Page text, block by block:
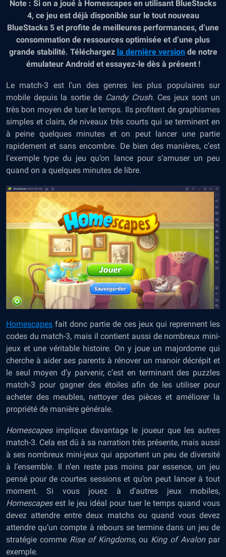
Note : Si on a joué à Homescapes en utilisant BlueStacks
4, ce jeu est déjà disponible sur le tout nouveau
BlueStacks 5 et profite de meilleures performances, d’une
consommation de ressources optimisée et d’une plus
grande stabilité. Téléchargez la dernière version de notre
émulateur Android et essayez-le dès à présent !
Le match-3 est l’un des genres les plus populaires sur
mobile depuis la sortie de Candy Crush. Ces jeux sont un
très bon moyen de tuer le temps. Ils profitent de graphismes
simples et clairs, de niveaux très courts qui se terminent en
à peine quelques minutes et on peut lancer une partie
rapidement et sans encombre. De bien des manières, c’est
l’exemple type du jeu qu’on lance pour s’amuser un peu
quand on a quelques minutes de libre.
Homescapes fait donc partie de ces jeux qui reprennent les
codes du match-3, mais il contient aussi de nombreux mini-
jeux et une véritable histoire. On y joue un majordome qui
cherche à aider ses parents à rénover un manoir décrépit et
le seul moyen d’y parvenir, c’est en terminant des puzzles
match-3 pour gagner des étoiles afin de les utiliser pour
acheter des meubles, nettoyer des pièces et améliorer la
propriété de manière générale.
Homescapesimplique davantage le joueur que les autres
match-3. Cela est dû à sa narration très présente, mais aussi
à ses nombreux mini-jeux qui apportent un peu de diversité
à l’ensemble. Il n’en reste pas moins par essence, un jeu
pensé pour de courtes sessions et qu’on peut lancer à tout
moment. Si vous jouez à d’autres jeux mobiles,
Homescapesest le jeu idéal pour tuer le temps quand vous
devez attendre entre deux matchs ou quand vous devez
attendre qu’un compte à rebours se termine dans un jeu de
stratégie comme Rise of Kingdoms, ou King of Avalonpar
exemple.